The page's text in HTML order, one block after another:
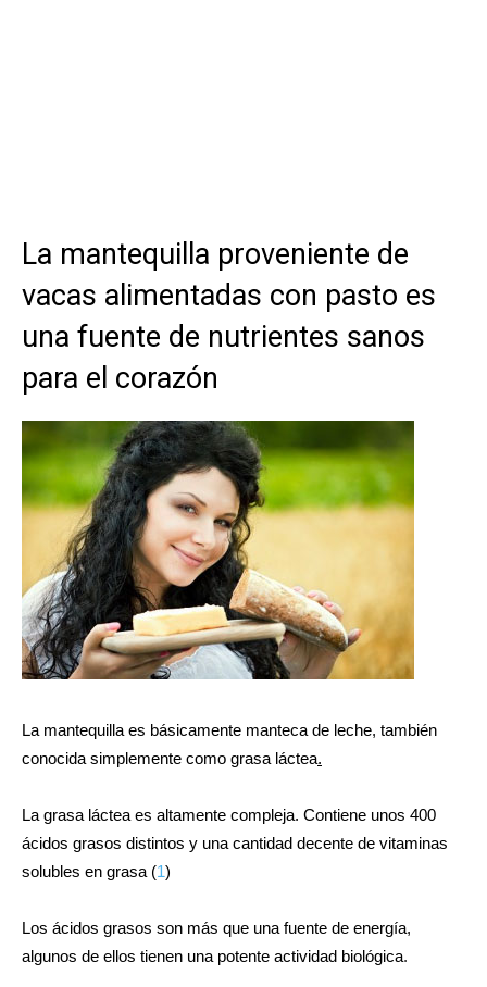
La mantequilla proveniente de
vacas alimentadas con pasto es
una fuente de nutrientes sanos
para el corazón
La mantequilla es básicamente manteca de leche, también
conocida simplemente como grasa láctea.
La grasa láctea es altamente compleja. Contiene unos 400
ácidos grasos distintos y una cantidad decente de vitaminas
solubles en grasa (1)
Los ácidos grasos son más que una fuente de energía,
algunos de ellos tienen una potente actividad biológica.